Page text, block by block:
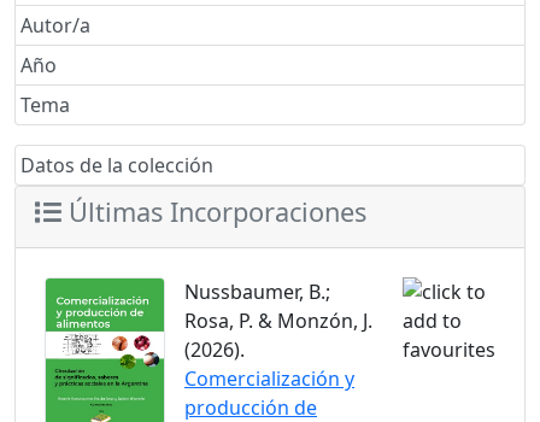
Autor/a
Año
Tema
Datos de la colección
Últimas Incorporaciones
Nussbaumer, B.;
Rosa, P. & Monzón, J.
(2026).
Comercialización y
producción de